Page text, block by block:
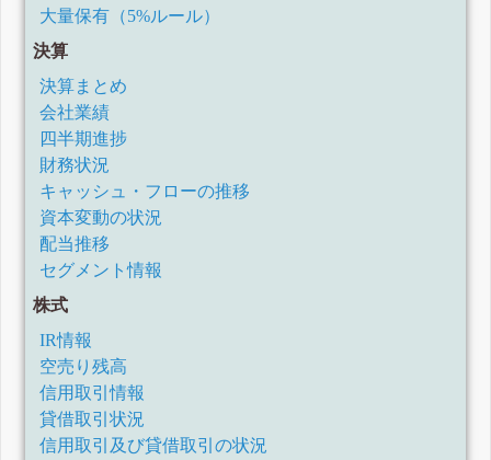
大量保有（5%ルール）
決算
決算まとめ
会社業績
四半期進捗
財務状況
キャッシュ・フローの推移
資本変動の状況
配当推移
セグメント情報
株式
IR情報
空売り残高
信用取引情報
貸借取引状況
信用取引及び貸借取引の状況